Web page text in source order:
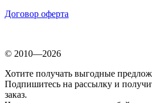
Договор оферта
© 2010—2026
Хотите получать выгодные
Подпишитесь на рассылку и
заказ.